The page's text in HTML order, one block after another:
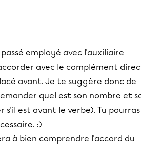
employé avec l'auxiliaire
avec le complément
avant. Je te suggère donc de
quel est son nombre et
s'il est avant le verbe). Tu pourras
:)
à bien comprendre l'accord du